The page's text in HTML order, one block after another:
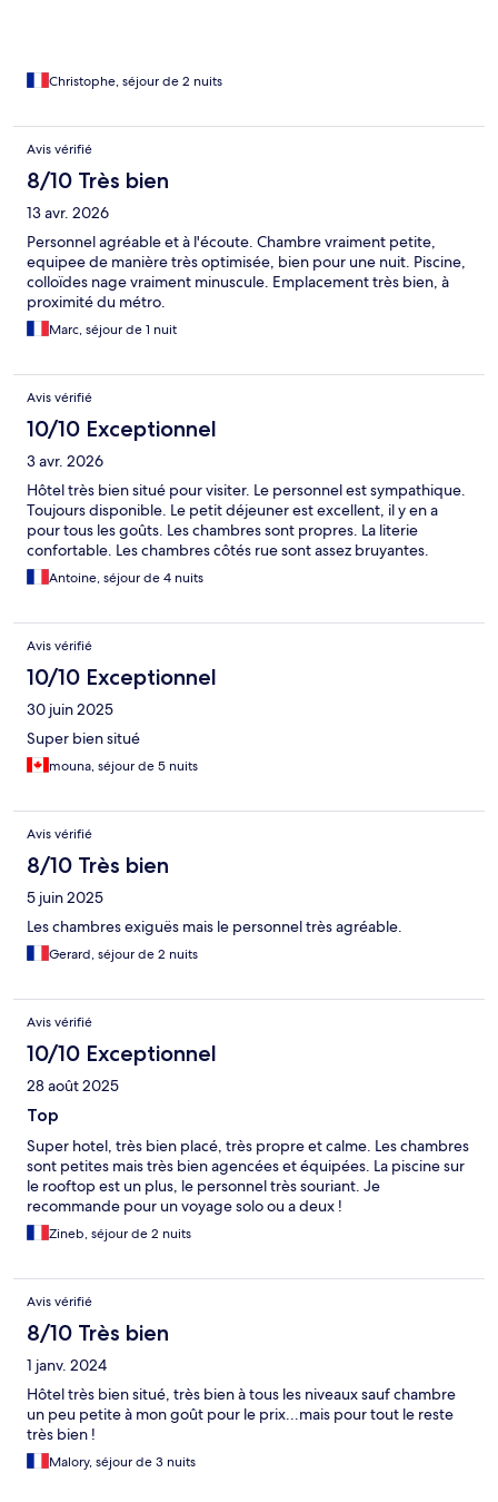
Christophe, séjour de 2 nuits
Avis vérifié
8/10 Très bien
13 avr. 2026
Personnel agréable et à l'écoute. Chambre vraiment petite,
equipee de manière très optimisée, bien pour une nuit. Piscine,
colloïdes nage vraiment minuscule. Emplacement très bien, à
proximité du métro.
Marc, séjour de 1 nuit
Avis vérifié
10/10 Exceptionnel
3 avr. 2026
Hôtel très bien situé pour visiter. Le personnel est sympathique.
Toujours disponible. Le petit déjeuner est excellent, il y en a
pour tous les goûts. Les chambres sont propres. La literie
confortable. Les chambres côtés rue sont assez bruyantes.
Antoine, séjour de 4 nuits
Avis vérifié
10/10 Exceptionnel
30 juin 2025
Super bien situé
mouna, séjour de 5 nuits
Avis vérifié
8/10 Très bien
5 juin 2025
Les chambres exiguës mais le personnel très agréable.
Gerard, séjour de 2 nuits
Avis vérifié
10/10 Exceptionnel
28 août 2025
Top
Super hotel, très bien placé, très propre et calme. Les chambres
sont petites mais très bien agencées et équipées. La piscine sur
le rooftop est un plus, le personnel très souriant. Je
recommande pour un voyage solo ou a deux !
Zineb, séjour de 2 nuits
Avis vérifié
8/10 Très bien
1 janv. 2024
Hôtel très bien situé, très bien à tous les niveaux sauf chambre
un peu petite à mon goût pour le prix...mais pour tout le reste
très bien !
Malory, séjour de 3 nuits